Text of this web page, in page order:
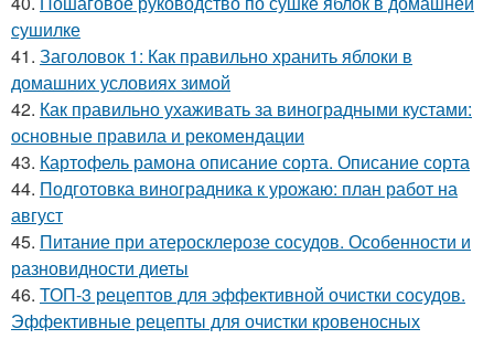
сушилке
41. Заголовок 1: Как правильно хранить яблоки в
домашних условиях зимой
42. Как правильно ухаживать за виноградными кустами:
основные правила и рекомендации
43. Картофель рамона описание сорта. Описание сорта
44. Подготовка виноградника к урожаю: план работ на
август
45. Питание при атеросклерозе сосудов. Особенности и
разновидности диеты
46. ТОП-3 рецептов для эффективной очистки сосудов.
Эффективные рецепты для очистки кровеносных